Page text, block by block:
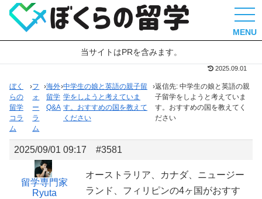
MENU
当サイトはPRを含みます。
2025.09.01
ぼく
らの
留学
コラ
ム
›フ
ォ
ー
ラ
ム
›海外
留学
Q&A
›中学生の娘と英語の親子留
学をしようと考えていま
す。おすすめの国を教えて
ください
›返信先: 中学生の娘と英語の親
子留学をしようと考えていま
す。おすすめの国を教えてく
ださい
2025/09/01 09:17 #3581
留学専門家
Ryuta
オーストラリア、カナダ、ニュージー
ランド、フィリピンの4ヶ国がおすす